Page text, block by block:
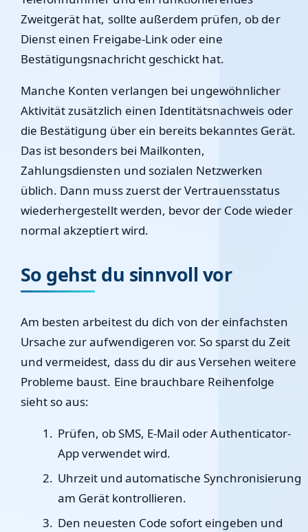
Zweitgerät hat, sollte außerdem prüfen, ob der
Dienst einen Freigabe-Link oder eine
Bestätigungsnachricht geschickt hat.
Manche Konten verlangen bei ungewöhnlicher
Aktivität zusätzlich einen Identitätsnachweis oder
die Bestätigung über ein bereits bekanntes Gerät.
Das ist besonders bei Mailkonten,
Zahlungsdiensten und sozialen Netzwerken
üblich. Dann muss zuerst der Vertrauensstatus
wiederhergestellt werden, bevor der Code wieder
normal akzeptiert wird.
So gehst du sinnvoll vor
Am besten arbeitest du dich von der einfachsten
Ursache zur aufwendigeren vor. So sparst du Zeit
und vermeidest, dass du dir aus Versehen weitere
Probleme baust. Eine brauchbare Reihenfolge
sieht so aus:
Prüfen, ob SMS, E-Mail oder Authenticator-
App verwendet wird.
Uhrzeit und automatische Synchronisierung
am Gerät kontrollieren.
Den neuesten Code sofort eingeben und